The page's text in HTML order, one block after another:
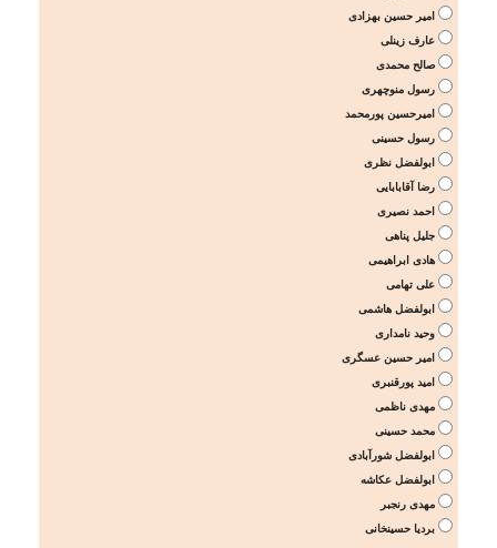
امیر حسین بهزادی
عارف زینلی
صالح محمدی
رسول منوچهری
امیرحسین پورمحمد
رسول حسینی
ابولفضل نظری
رضا آقابابایی
احمد نصیری
جلیل پناهی
هادی ابراهیمی
علی تهامی
ابولفضل هاشمی
وحید نامداری
امیر حسین عسگری
امید پورقنبری
مهدی ناظمی
محمد حسینی
ابولفضل شورآبادی
ابولفضل عکاشه
مهدی رنجبر
بردیا حسینخانی